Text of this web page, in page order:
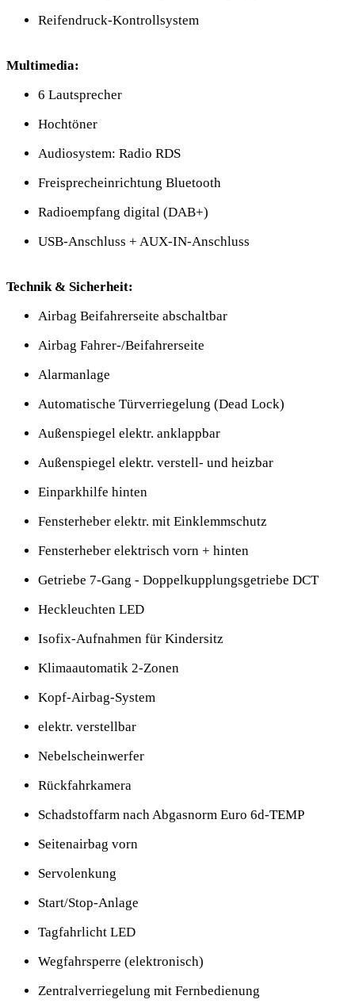
Reifendruck-Kontrollsystem
Multimedia:
6 Lautsprecher
Hochtöner
Audiosystem: Radio RDS
Freisprecheinrichtung Bluetooth
Radioempfang digital (DAB+)
USB-Anschluss + AUX-IN-Anschluss
Technik & Sicherheit:
Airbag Beifahrerseite abschaltbar
Airbag Fahrer-/Beifahrerseite
Alarmanlage
Automatische Türverriegelung (Dead Lock)
Außenspiegel elektr. anklappbar
Außenspiegel elektr. verstell- und heizbar
Einparkhilfe hinten
Fensterheber elektr. mit Einklemmschutz
Fensterheber elektrisch vorn + hinten
Getriebe 7-Gang - Doppelkupplungsgetriebe DCT
Heckleuchten LED
Isofix-Aufnahmen für Kindersitz
Klimaautomatik 2-Zonen
Kopf-Airbag-System
elektr. verstellbar
Nebelscheinwerfer
Rückfahrkamera
Schadstoffarm nach Abgasnorm Euro 6d-TEMP
Seitenairbag vorn
Servolenkung
Start/Stop-Anlage
Tagfahrlicht LED
Wegfahrsperre (elektronisch)
Zentralverriegelung mit Fernbedienung